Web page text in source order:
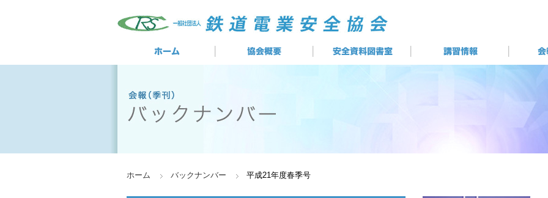
ホーム バックナンバー 平成21年度春季号